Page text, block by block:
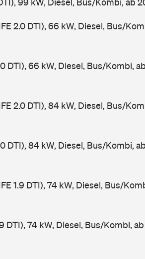
99 kW, Diesel, Bus/Kombi, ab
2.0 DTI), 66 kW, Diesel, Bus/
DTI), 66 kW, Diesel, Bus/Kombi,
2.0 DTI), 84 kW, Diesel, Bus/
DTI), 84 kW, Diesel, Bus/Kombi,
1.9 DTI), 74 kW, Diesel, Bus/
DTI), 74 kW, Diesel, Bus/Kombi,